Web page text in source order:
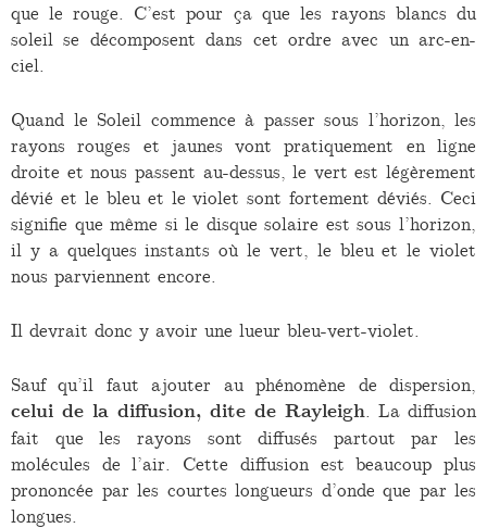
que le rouge. C’est pour ça que les rayons blancs du
soleil se décomposent dans cet ordre avec un arc-en-
ciel.
Quand le Soleil commence à passer sous l’horizon, les
rayons rouges et jaunes vont pratiquement en ligne
droite et nous passent au-dessus, le vert est légèrement
dévié et le bleu et le violet sont fortement déviés. Ceci
signifie que même si le disque solaire est sous l’horizon,
il y a quelques instants où le vert, le bleu et le violet
nous parviennent encore.
Il devrait donc y avoir une lueur bleu-vert-violet.
Sauf qu’il faut ajouter au phénomène de dispersion,
celui de la diffusion, dite de Rayleigh . La diffusion
fait que les rayons sont diffusés partout par les
molécules de l’air. Cette diffusion est beaucoup plus
prononcée par les courtes longueurs d’onde que par les
longues.